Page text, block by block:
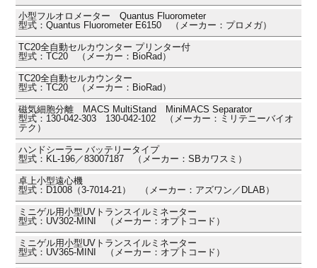
小型フルオロメーター Quantus Fluorometer
型式：Quantus Fluorometer E6150 （メーカー：プロメガ）
TC20全自動セルカウンター プリンター付
型式：TC20 （メーカー：BioRad）
TC20全自動セルカウンター
型式：TC20 （メーカー：BioRad）
磁気細胞分離 MACS MultiStand MiniMACS Separator
型式：130-042-303 130-042-102 （メーカー：ミリテニーバイオ
テク）
ハンドシーラー バッテリータイプ
型式：KL-196／83007187 （メーカー：SBカワスミ）
卓上小型遠心機
型式：D1008（3-7014-21） （メーカー：アズワン／DLAB）
ミニゲル用小型UVトランスイルミネーター
型式：UV302-MINI （メーカー：オプトコード）
ミニゲル用小型UVトランスイルミネーター
型式：UV365-MINI （メーカー：オプトコード）